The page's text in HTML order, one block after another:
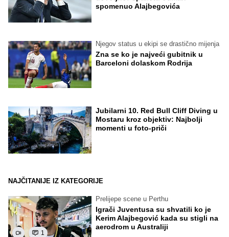
spomenuo Alajbegovića
Njegov status u ekipi se drastično mijenja
Zna se ko je najveći gubitnik u
Barceloni dolaskom Rodrija
Jubilarni 10. Red Bull Cliff Diving u
Mostaru kroz objektiv: Najbolji
momenti u foto-priči
NAJČITANIJE IZ KATEGORIJE
1
Prelijepe scene u Perthu
Igrači Juventusa su shvatili ko je
Kerim Alajbegović kada su stigli na
aerodrom u Australiji